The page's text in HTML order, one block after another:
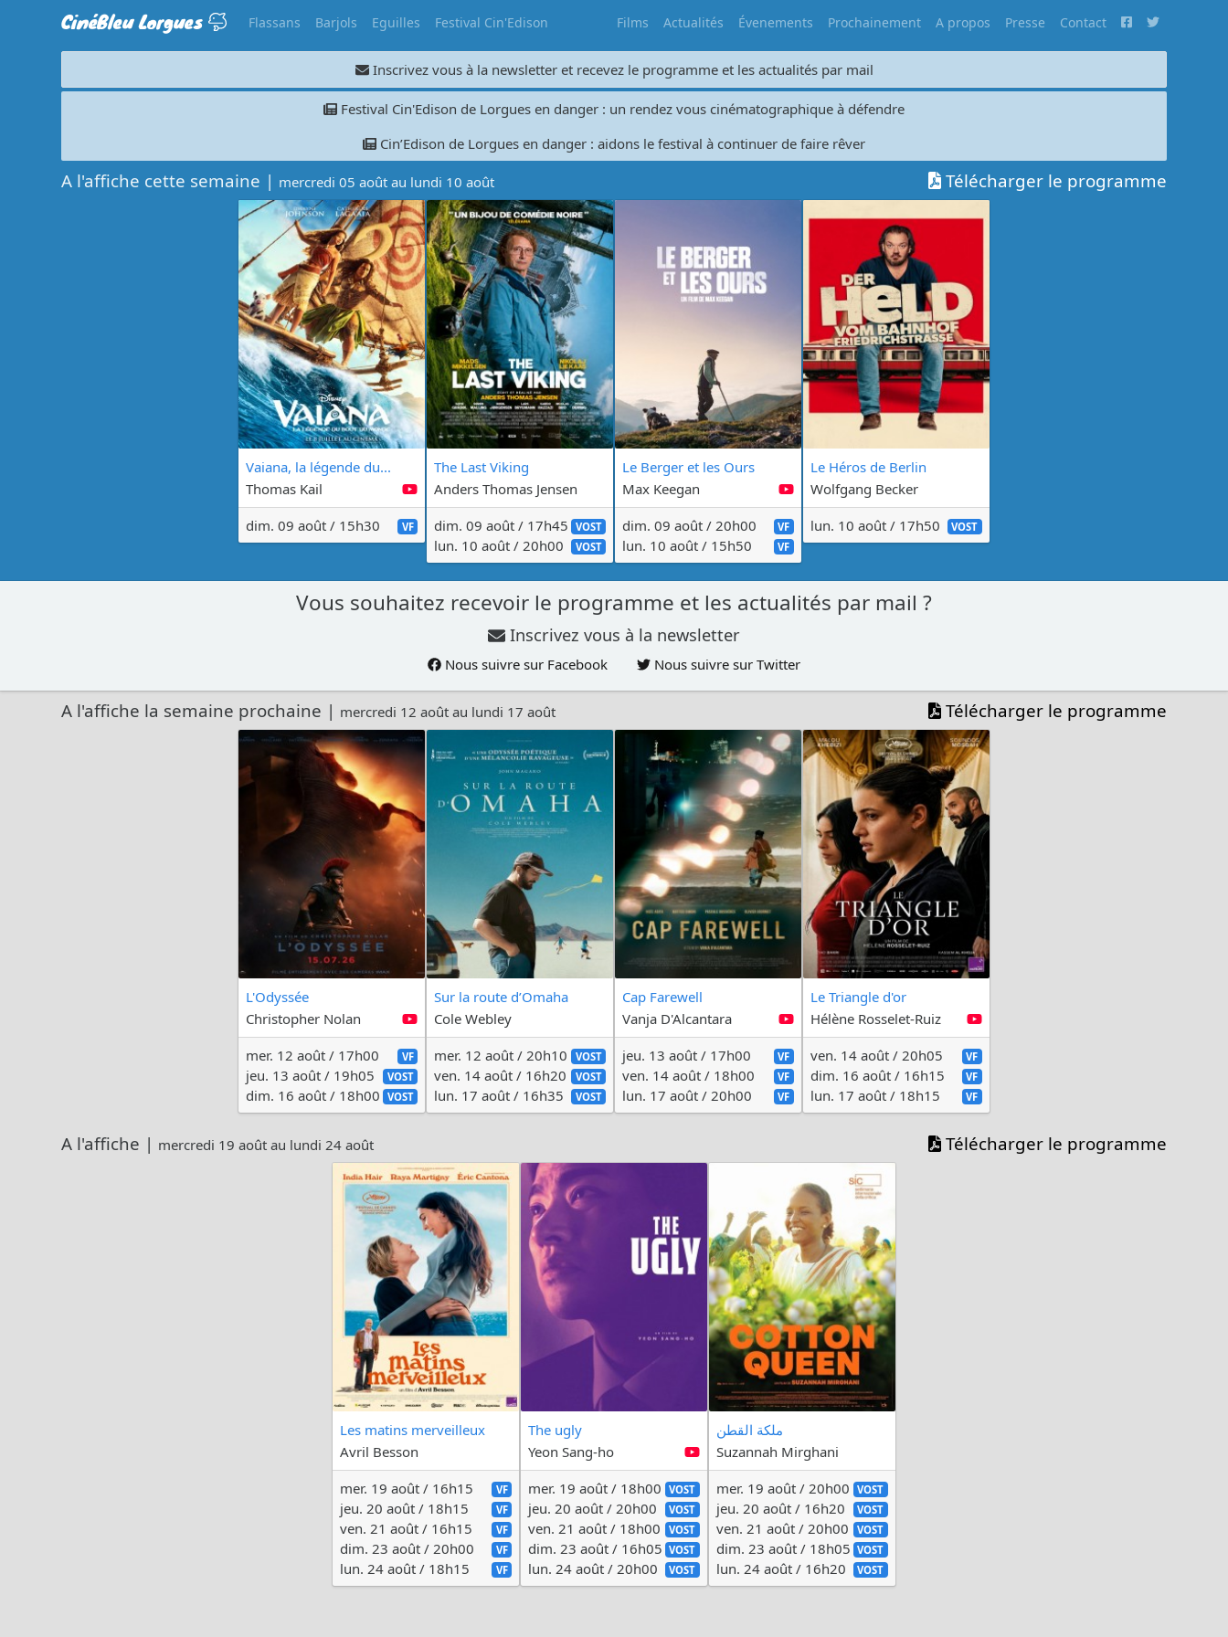
CinéBleu Lorgues Flassans Barjols Eguilles Festival Cin'Edison Films Actualités Évenements Prochainement A propos Presse Contact
Inscrivez vous à la newsletter et recevez le programme et les actualités par mail
Festival Cin'Edison de Lorgues en danger : un rendez vous cinématographique à défendre
Cin’Edison de Lorgues en danger : aidons le festival à continuer de faire rêver
A l'affiche cette semaine | mercredi 05 août au lundi 10 août Télécharger le programme
Vaiana, la légende du...
Thomas Kail
dim. 09 août / 15h30
VF
The Last Viking
Anders Thomas Jensen
dim. 09 août / 17h45 VOST
lun. 10 août / 20h00 VOST
Le Berger et les Ours
Max Keegan
dim. 09 août / 20h00
VF
lun. 10 août / 15h50 VF
Le Héros de Berlin
Wolfgang Becker
lun. 10 août / 17h50
VOST
Vous souhaitez recevoir le programme et les actualités par mail ?
Inscrivez vous à la newsletter
Nous suivre sur Facebook Nous suivre sur Twitter
A l'affiche la semaine prochaine | mercredi 12 août au lundi 17 août Télécharger le programme
L'Odyssée
Christopher Nolan
mer. 12 août / 17h00
VF
jeu. 13 août / 19h05 VOST
dim. 16 août / 18h00 VOST
Sur la route d’Omaha
Cole Webley
mer. 12 août / 20h10
VOST
ven. 14 août / 16h20 VOST
lun. 17 août / 16h35 VOST
Cap Farewell
Vanja D'Alcantara
jeu. 13 août / 17h00
VF
ven. 14 août / 18h00 VF
lun. 17 août / 20h00 VF
Le Triangle d'or
Hélène Rosselet-Ruiz
ven. 14 août / 20h05
VF
dim. 16 août / 16h15 VF
lun. 17 août / 18h15 VF
A l'affiche | mercredi 19 août au lundi 24 août Télécharger le programme
Les matins merveilleux
Avril Besson
mer. 19 août / 16h15
VF
jeu. 20 août / 18h15 VF
ven. 21 août / 16h15 VF
dim. 23 août / 20h00 VF
lun. 24 août / 18h15 VF
The ugly
Yeon Sang-ho
mer. 19 août / 18h00
VOST
jeu. 20 août / 20h00 VOST
ven. 21 août / 18h00 VOST
dim. 23 août / 16h05 VOST
lun. 24 août / 20h00 VOST
ملكة القطن
Suzannah Mirghani
mer. 19 août / 20h00
VOST
jeu. 20 août / 16h20 VOST
ven. 21 août / 20h00 VOST
dim. 23 août / 18h05 VOST
lun. 24 août / 16h20 VOST